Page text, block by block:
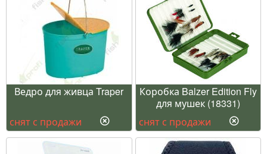
Ведро для живца Traper
снят с продажи
Коробка Balzer Edition Fly
для мушек (18331)
снят с продажи